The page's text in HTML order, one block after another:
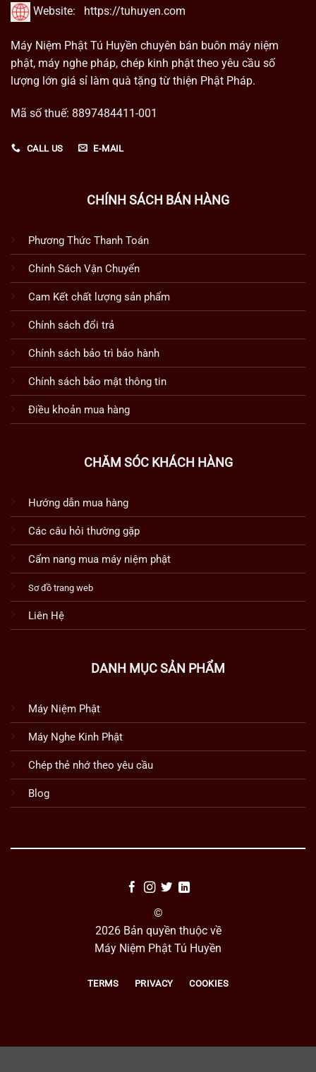
Website: https://tuhuyen.com
Máy Niệm Phật Tú Huyền chuyên bán buôn máy niệm
phật, máy nghe pháp, chép kinh phật theo yêu cầu số
lượng lớn giá sỉ làm quà tặng từ thiện Phật Pháp.
Mã số thuế: 8897484411-001
CALL US E-MAIL
CHÍNH SÁCH BÁN HÀNG
Phương Thức Thanh Toán
Chính Sách Vận Chuyển
Cam Kết chất lượng sản phẩm
Chính sách đổi trả
Chính sách bảo trì bảo hành
Chính sách bảo mật thông tin
Điều khoản mua hàng
CHĂM SÓC KHÁCH HÀNG
Hướng dẫn mua hàng
Các câu hỏi thường gặp
Cẩm nang mua máy niệm phật
Sơ đồ trang web
Liên Hệ
DANH MỤC SẢN PHẨM
Máy Niệm Phật
Máy Nghe Kinh Phật
Chép thẻ nhớ theo yêu cầu
Blog
©
2026 Bản quyền thuộc về
Máy Niệm Phật Tú Huyền
TERMS PRIVACY COOKIES